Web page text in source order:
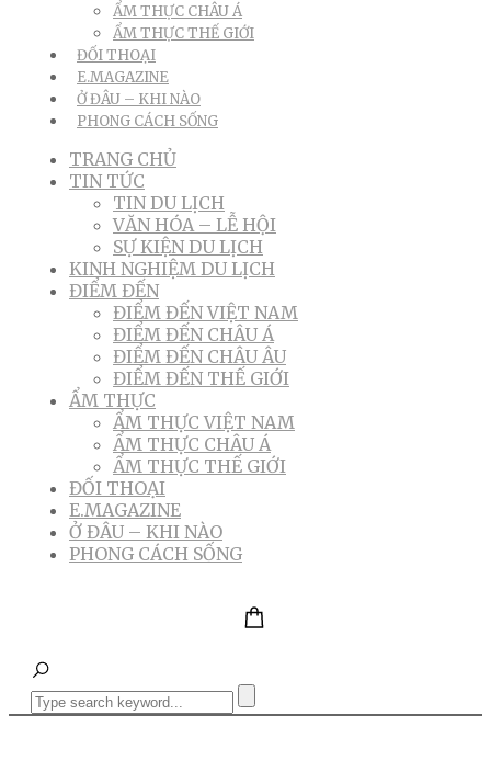
ẨM THỰC CHÂU Á
ẨM THỰC THẾ GIỚI
ĐỐI THOẠI
E.MAGAZINE
Ở ĐÂU – KHI NÀO
PHONG CÁCH SỐNG
TRANG CHỦ
TIN TỨC
TIN DU LỊCH
VĂN HÓA – LỄ HỘI
SỰ KIỆN DU LỊCH
KINH NGHIỆM DU LỊCH
ĐIỂM ĐẾN
ĐIỂM ĐẾN VIỆT NAM
ĐIỂM ĐẾN CHÂU Á
ĐIỂM ĐẾN CHÂU ÂU
ĐIỂM ĐẾN THẾ GIỚI
ẨM THỰC
ẨM THỰC VIỆT NAM
ẨM THỰC CHÂU Á
ẨM THỰC THẾ GIỚI
ĐỐI THOẠI
E.MAGAZINE
Ở ĐÂU – KHI NÀO
PHONG CÁCH SỐNG